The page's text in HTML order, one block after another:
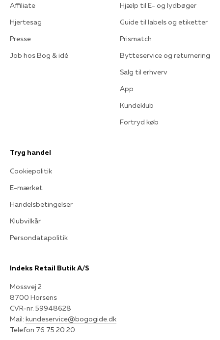
Affiliate
Hjertesag
Presse
Job hos Bog & idé
Hjælp til E- og lydbøger
Guide til labels og etiketter
Prismatch
Bytteservice og returnering
Salg til erhverv
App
Kundeklub
Fortryd køb
Tryg handel
Cookiepolitik
E-mærket
Handelsbetingelser
Klubvilkår
Persondatapolitik
Indeks Retail Butik A/S
Mossvej 2
8700 Horsens
CVR-nr. 59948628
Mail: kundeservice@bogogide.dk
Telefon 76 75 20 20